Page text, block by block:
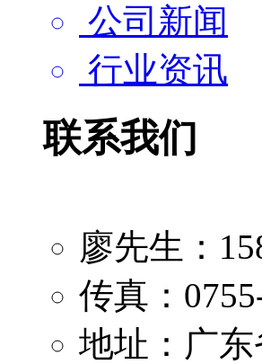
公司新闻
行业资讯
联系我们
廖先生：
传真：
地址：广